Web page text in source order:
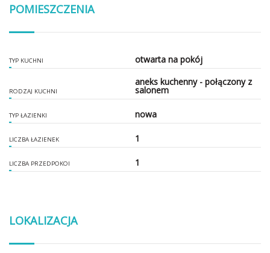
POMIESZCZENIA
TYP KUCHNI otwarta na pokój
RODZAJ KUCHNI
aneks kuchenny - połączony z
salonem
TYP ŁAZIENKI nowa
LICZBA ŁAZIENEK 1
LICZBA PRZEDPOKOI 1
LOKALIZACJA